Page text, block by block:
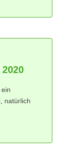
natürlich